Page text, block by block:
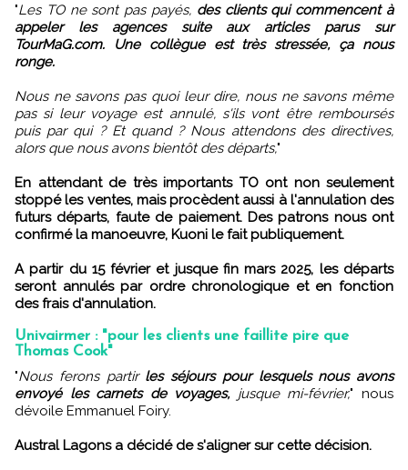
"Les TO ne sont pas payés, des clients qui commencent à
appeler les agences suite aux articles parus sur
TourMaG.com. Une collègue est très stressée, ça nous
ronge.
Nous ne savons pas quoi leur dire, nous ne savons même
pas si leur voyage est annulé, s'ils vont être remboursés
puis par qui ? Et quand ? Nous attendons des directives,
alors que nous avons bientôt des départs,"
En attendant de très importants TO ont non seulement
stoppé les ventes, mais procèdent aussi à l'annulation des
futurs départs, faute de paiement. Des patrons nous ont
confirmé la manoeuvre, Kuoni le fait publiquement.
A partir du 15 février et jusque fin mars 2025, les départs
seront annulés par ordre chronologique et en fonction
des frais d'annulation.
Univairmer : "pour les clients une faillite pire que
Thomas Cook"
" Nous ferons partirles séjours pour lesquels nous avons
envoyé les carnets de voyages,jusque mi-février," nous
dévoile Emmanuel Foiry.
Austral Lagons a décidé de s'aligner sur cette décision.